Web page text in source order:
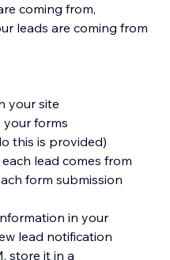
coming from,
leads are coming from
your site
your forms
this is provided)
lead comes from
form submission
in your
lead notification
store it in a